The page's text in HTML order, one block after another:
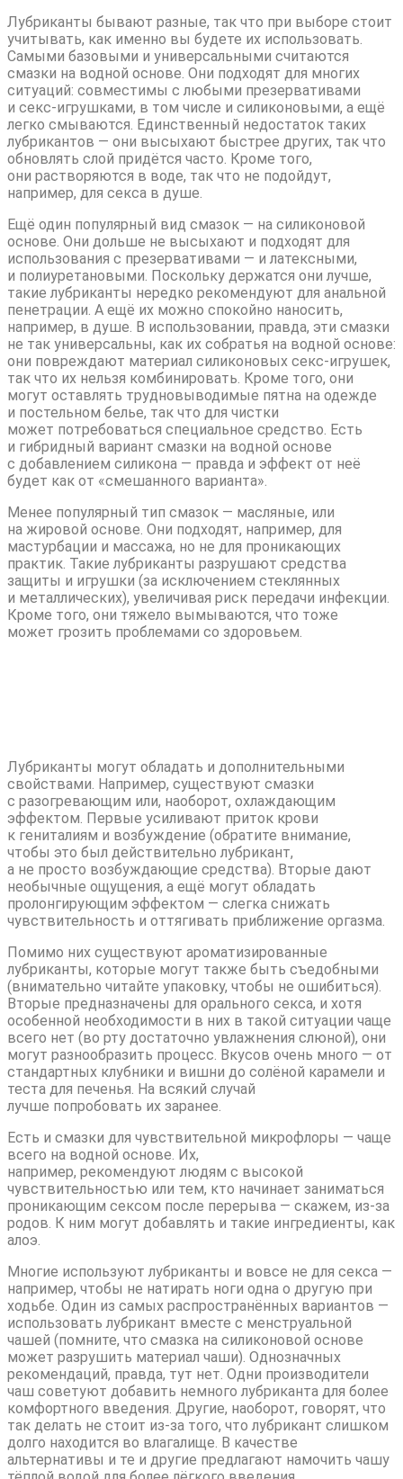
Лубриканты бывают разные, так что при выборе стоит
учитывать, как именно вы будете их использовать.
Самыми базовыми и универсальными считаются
смазки на водной основе. Они подходят для многих
ситуаций: совместимы с любыми презервативами
и секс-игрушками, в том числе и силиконовыми, а ещё
легко смываются. Единственный недостаток таких
лубрикантов — они высыхают быстрее других, так что
обновлять слой придётся часто. Кроме того,
они растворяются в воде, так что не подойдут,
например, для секса в душе.
Ещё один популярный вид смазок — на силиконовой
основе. Они дольше не высыхают и подходят для
использования с презервативами — и латексными,
и полиуретановыми. Поскольку держатся они лучше,
такие лубриканты нередко рекомендуют для анальной
пенетрации. А ещё их можно спокойно наносить,
например, в душе. В использовании, правда, эти смазки
не так универсальны, как их собратья на водной основе:
они повреждают материал силиконовых секс-игрушек,
так что их нельзя комбинировать. Кроме того, они
могут оставлять трудновыводимые пятна на одежде
и постельном белье, так что для чистки
может потребоваться специальное средство. Есть
и гибридный вариант смазки на водной основе
с добавлением силикона — правда и эффект от неё
будет как от «смешанного варианта».
Менее популярный тип смазок — масляные, или
на жировой основе. Они подходят, например, для
мастурбации и массажа, но не для проникающих
практик. Такие лубриканты разрушают средства
защиты и игрушки (за исключением стеклянных
и металлических), увеличивая риск передачи инфекции.
Кроме того, они тяжело вымываются, что тоже
может грозить проблемами со здоровьем.
Лубриканты могут обладать и дополнительными
свойствами. Например, существуют смазки
с разогревающим или, наоборот, охлаждающим
эффектом. Первые усиливают приток крови
к гениталиям и возбуждение (обратите внимание,
чтобы это был действительно лубрикант,
а не просто возбуждающие средства). Вторые дают
необычные ощущения, а ещё могут обладать
пролонгирующим эффектом — слегка снижать
чувствительность и оттягивать приближение оргазма.
Помимо них существуют ароматизированные
лубриканты, которые могут также быть съедобными
(внимательно читайте упаковку, чтобы не ошибиться).
Вторые предназначены для орального секса, и хотя
особенной необходимости в них в такой ситуации чаще
всего нет (во рту достаточно увлажнения слюной), они
могут разнообразить процесс. Вкусов очень много — от
стандартных клубники и вишни до солёной карамели и
теста для печенья. На всякий случай
лучше попробовать их заранее.
Есть и смазки для чувствительной микрофлоры — чаще
всего на водной основе. Их,
например, рекомендуют людям с высокой
чувствительностью или тем, кто начинает заниматься
проникающим сексом после перерыва — скажем, из-за
родов. К ним могут добавлять и такие ингредиенты, как
алоэ.
Многие используют лубриканты и вовсе не для секса —
например, чтобы не натирать ноги одна о другую при
ходьбе. Один из самых распространённых вариантов —
использовать лубрикант вместе с менструальной
чашей (помните, что смазка на силиконовой основе
может разрушить материал чаши). Однозначных
рекомендаций, правда, тут нет. Одни производители
чаш советуют добавить немного лубриканта для более
комфортного введения. Другие, наоборот, говорят, что
так делать не стоит из-за того, что лубрикант слишком
долго находится во влагалище. В качестве
альтернативы и те и другие предлагают намочить чашу